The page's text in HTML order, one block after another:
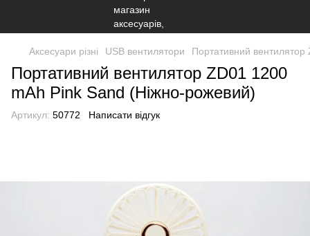
Аксесуари різні USB вентилятори Портативний
Портативний вентилятор ZD01 1200
mAh Pink Sand (Ніжно-рожевий)
Артикул: 50772 Написати відгук